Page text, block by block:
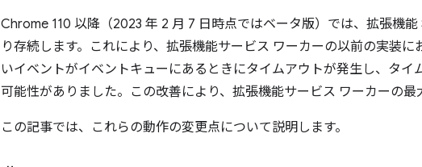
Chrome 110 以降（2023 年 2 月 7 日時点ではベータ版）では、拡張機
り存続します。これにより、拡張機能サービス ワーカーの以前の実装
いイベントがイベントキューにあるときにタイムアウトが発生し、タ
可能性がありました。この改善により、拡張機能サービス ワーカーの最
この記事では、これらの動作の変更点について説明します。